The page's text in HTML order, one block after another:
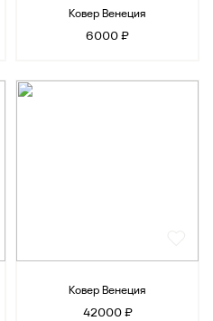
Ковер Венеция
6000 ₽
Ковер Венеция
42000 ₽